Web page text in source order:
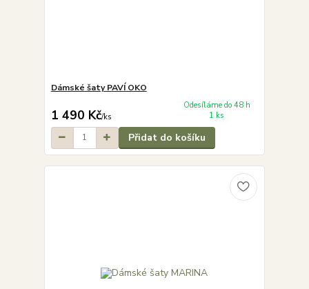
Dámské šaty PAVÍ OKO
1 490 Kč/ks
Odesíláme do 48 h
1 ks
Přidat do košíku